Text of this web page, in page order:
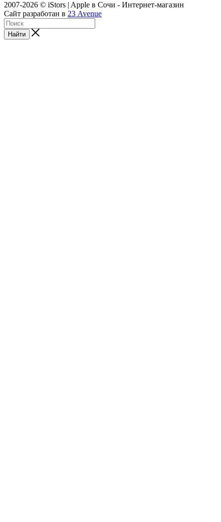
2007-2026 © iStors | Apple в Сочи - Интернет-магазин
Сайт разработан в 23 Avenue
Найти